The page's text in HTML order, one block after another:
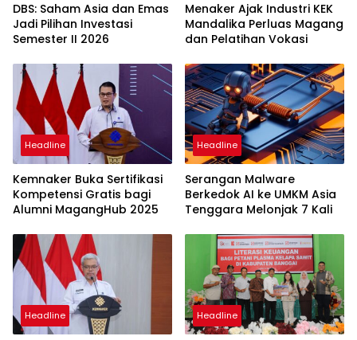
DBS: Saham Asia dan Emas
Jadi Pilihan Investasi
Semester II 2026
Menaker Ajak Industri KEK
Mandalika Perluas Magang
dan Pelatihan Vokasi
Headline
Kemnaker Buka Sertifikasi
Kompetensi Gratis bagi
Alumni MagangHub 2025
Headline
Serangan Malware
Berkedok AI ke UMKM Asia
Tenggara Melonjak 7 Kali
Headline Headline